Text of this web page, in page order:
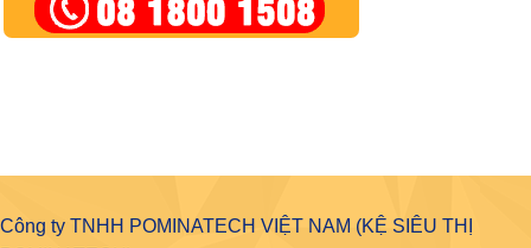
Công ty TNHH POMINATECH VIỆT NAM (KỆ SIÊU THỊ